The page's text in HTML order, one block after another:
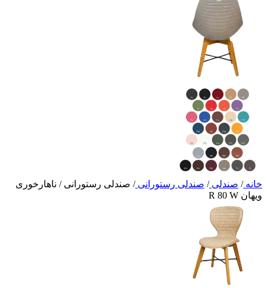
خانه/ صندلی/ صندلی رستورانی/ صندلی رستورانی / ناهارخوری
ویهان R 80 W